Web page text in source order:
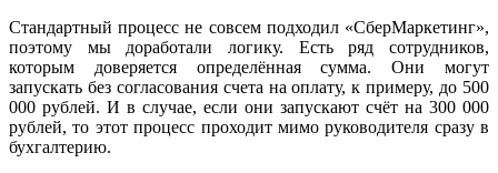
Стандартный процесс не совсем подходил «СберМаркетинг»,
поэтому мы доработали логику. Есть ряд сотрудников,
которым доверяется определённая сумма. Они могут
запускать без согласования счета на оплату, к примеру, до 500
000 рублей. И в случае, если они запускают счёт на 300 000
рублей, то этот процесс проходит мимо руководителя сразу в
бухгалтерию.